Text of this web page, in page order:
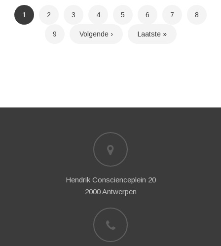
Huidige
1 Pagina
2 Pagina
3 Pagina
4 Pagina
5 Pagina
6 Pagina
7 Pagina
8
Pagina
9 Volgende
Volgende › Laatste
Laatste »
Hendrik Conscienceplein 20
2000 Antwerpen